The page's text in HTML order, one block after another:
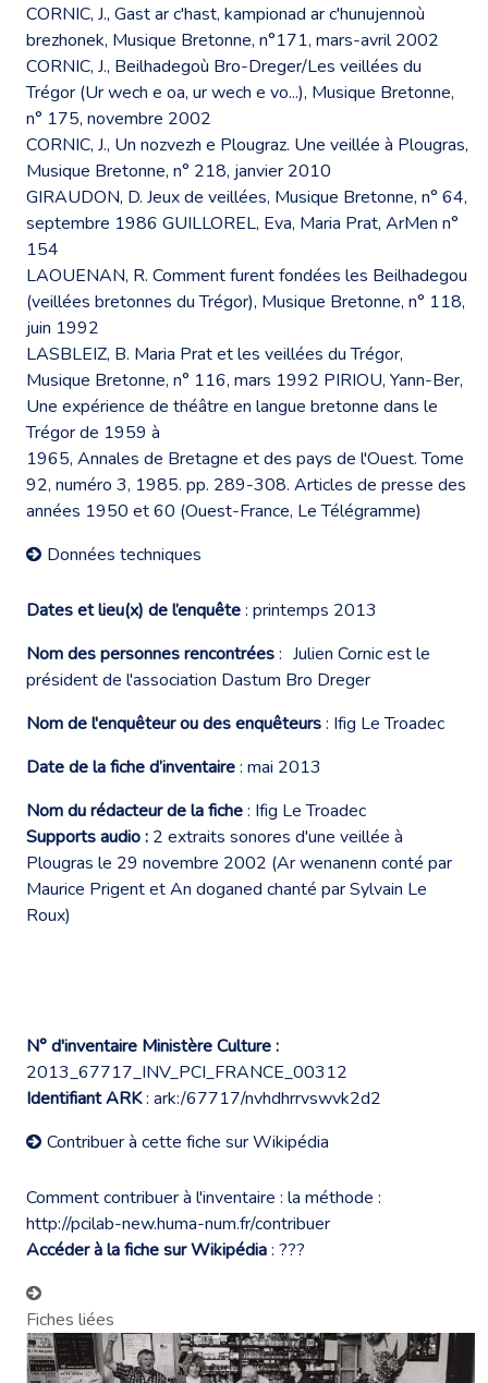
CORNIC, J., Gast ar c'hast, kampionad ar c'hunujennoù
brezhonek, Musique Bretonne, n°171, mars-avril 2002
CORNIC, J., Beilhadegoù Bro-Dreger/Les veillées du
Trégor (Ur wech e oa, ur wech e vo...), Musique Bretonne,
n° 175, novembre 2002
CORNIC, J., Un nozvezh e Plougraz. Une veillée à Plougras,
Musique Bretonne, n° 218, janvier 2010
GIRAUDON, D. Jeux de veillées, Musique Bretonne, n° 64,
septembre 1986 GUILLOREL, Eva, Maria Prat, ArMen n°
154
LAOUENAN, R. Comment furent fondées les Beilhadegou
(veillées bretonnes du Trégor), Musique Bretonne, n° 118,
juin 1992
LASBLEIZ, B. Maria Prat et les veillées du Trégor,
Musique Bretonne, n° 116, mars 1992 PIRIOU, Yann-Ber,
Une expérience de théâtre en langue bretonne dans le
Trégor de 1959 à
1965, Annales de Bretagne et des pays de l'Ouest. Tome
92, numéro 3, 1985. pp. 289-308. Articles de presse des
années 1950 et 60 (Ouest-France, Le Télégramme)
Données techniques
Dates et lieu(x) de l’enquête: printemps 2013
Nom des personnes rencontrées: Julien Cornic est le
président de l'association Dastum Bro Dreger
Nom de l'enquêteur ou des enquêteurs: Ifig Le Troadec
Date de la fiche d’inventaire: mai 2013
Nom du rédacteur de la fiche: Ifig Le Troadec
Supports audio : 2 extraits sonores d'une veillée à
Plougras le 29 novembre 2002 (Ar wenanenn conté par
Maurice Prigent et An doganed chanté par Sylvain Le
Roux)
N° d'inventaire Ministère Culture :
2013_67717_INV_PCI_FRANCE_00312
Identifiant ARK: ark:/67717/nvhdhrrvswvk2d2
Contribuer à cette fiche sur Wikipédia
Comment contribuer à l'inventaire : la méthode :
http://pcilab-new.huma-num.fr/contribuer
Accéder à la fiche sur Wikipédia: ???
Fiches liées